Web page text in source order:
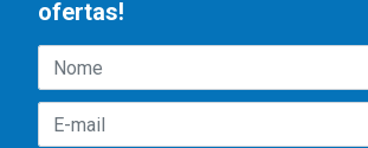
ofertas!